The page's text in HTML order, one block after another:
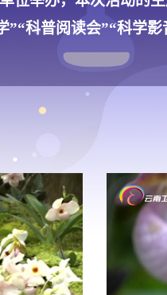
”“科普阅读会”“科学